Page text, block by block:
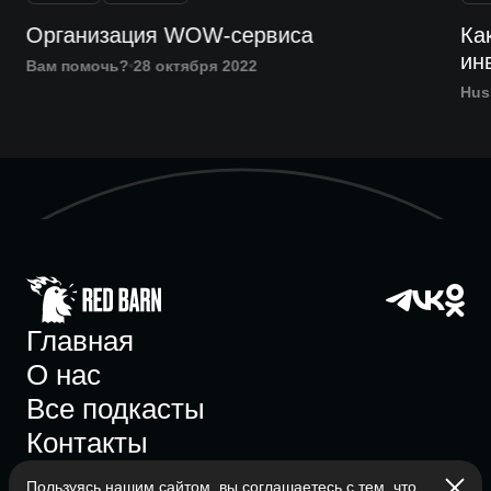
Организация WOW-сервиса
Вам помочь? 28 октября 2022
Главная
О нас
Все подкасты
Контакты
Пользуясь нашим сайтом, вы соглашаетесь с тем, что